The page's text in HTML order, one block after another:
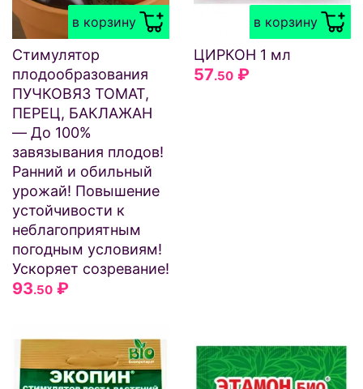
в корзину
Стимулятор
плодообразования
ПУЧКОВЯЗ ТОМАТ,
ПЕРЕЦ, БАКЛАЖАН
— До 100%
завязывания плодов!
Ранний и обильный
урожай! Повышение
устойчивости к
неблагоприятным
погодным условиям!
Ускоряет созревание!
93.50 ₽
в корзину
ЦИРКОН 1 мл
57.50 ₽